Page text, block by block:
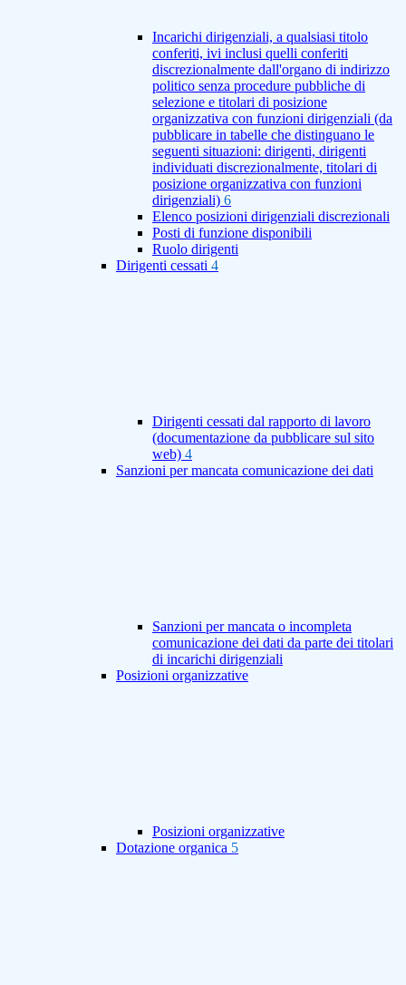
Incarichi dirigenziali, a qualsiasi titolo
conferiti, ivi inclusi quelli conferiti
discrezionalmente dall'organo di indirizzo
politico senza procedure pubbliche di
selezione e titolari di posizione
organizzativa con funzioni dirigenziali (da
pubblicare in tabelle che distinguano le
seguenti situazioni: dirigenti, dirigenti
individuati discrezionalmente, titolari di
posizione organizzativa con funzioni
dirigenziali) 6
Elenco posizioni dirigenziali discrezionali
Posti di funzione disponibili
Ruolo dirigenti
Dirigenti cessati 4
Dirigenti cessati dal rapporto di lavoro
(documentazione da pubblicare sul sito
web) 4
Sanzioni per mancata comunicazione dei dati
Sanzioni per mancata o incompleta
comunicazione dei dati da parte dei titolari
di incarichi dirigenziali
Posizioni organizzative
Posizioni organizzative
Dotazione organica 5